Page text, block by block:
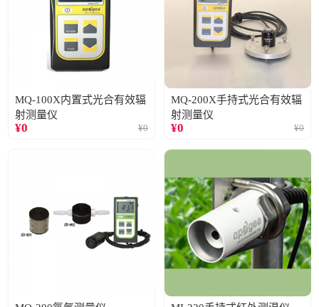
MQ-100X内置式光合有效辐
射测量仪
¥0 ¥0
MQ-200X手持式光合有效辐
射测量仪
¥0 ¥0